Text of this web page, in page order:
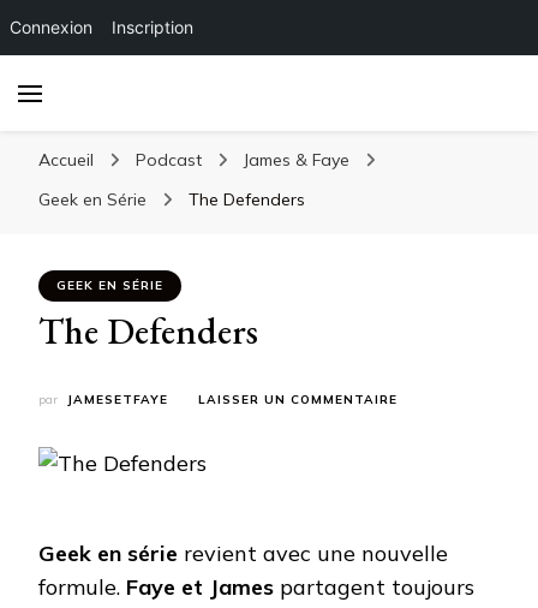
Connexion Inscription
Accueil Podcast
James & Faye
Geek en Série
The Defenders
GEEK EN SÉRIE
The Defenders
par JAMESETFAYE LAISSER UN COMMENTAIRE
Geek en série revient avec une nouvelle
formule. Faye et James partagent toujours